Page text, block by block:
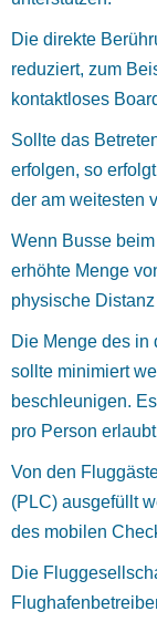
Die direkte
reduziert, zum
kontaktloses
Sollte das
erfolgen, so
der am weitesten
Wenn Busse
erhöhte Menge
physische
Die Menge des in
sollte minimiert
beschleunigen.
pro Person
Von den
(PLC) ausgefüllt
des mobilen
Die